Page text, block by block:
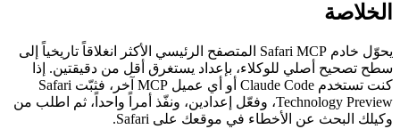
الخلاصة
يحوّل خادم Safari MCP المتصفح الرئيسي الأكثر انغلاقاً تاريخياً إلى
سطح تصحيح أصلي للوكلاء، بإعداد يستغرق أقل من دقيقتين. إذا
كنت تستخدم Claude Code أو أي عميل MCP آخر، فثبّت Safari
Technology Preview، وفعّل إعدادين، ونفّذ أمراً واحداً، ثم اطلب من
وكيلك البحث عن الأخطاء في موقعك على Safari.